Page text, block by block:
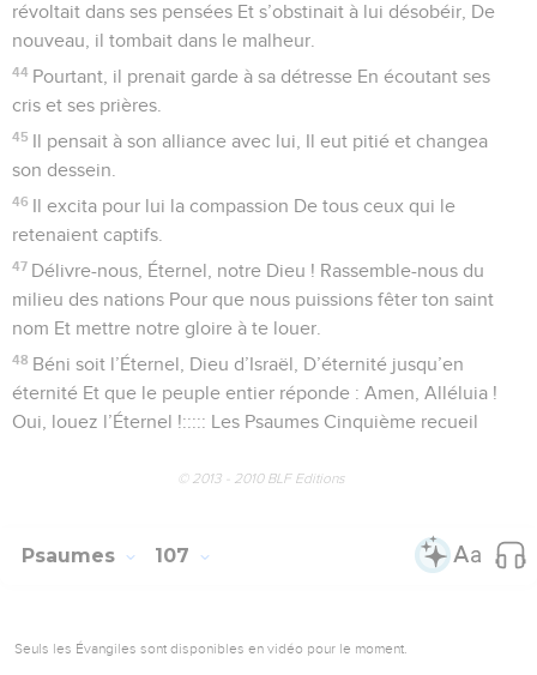
nord au midi.
4 Les uns erraient perdus dans le désert, Ils marchaient par
des chemins désolés Sans trouver une ville où s’établir.
5 Ils étaient affamés, ils avaient soif, Et ils étaient tout près
de défaillir.
6 Dans leur détresse, ils crièrent à Dieu Qui les délivra de
tous leurs malheurs.
7 Il les conduisit par le droit chemin, Ils ont atteint une ville
habitable.
8 Qu’ils louent donc l’Éternel pour son amour. Pour ses
merveilles en faveur des hommes !
9 Car il a satisfait l’âme altérée, il a comblé de biens l’âme
affamée.
10
D’autres vivaient dans une ombre mortelle, Enchaînés
12 Il humilia leur cœur par la souffrance, Ils succombaient,
tous leurs malheurs.